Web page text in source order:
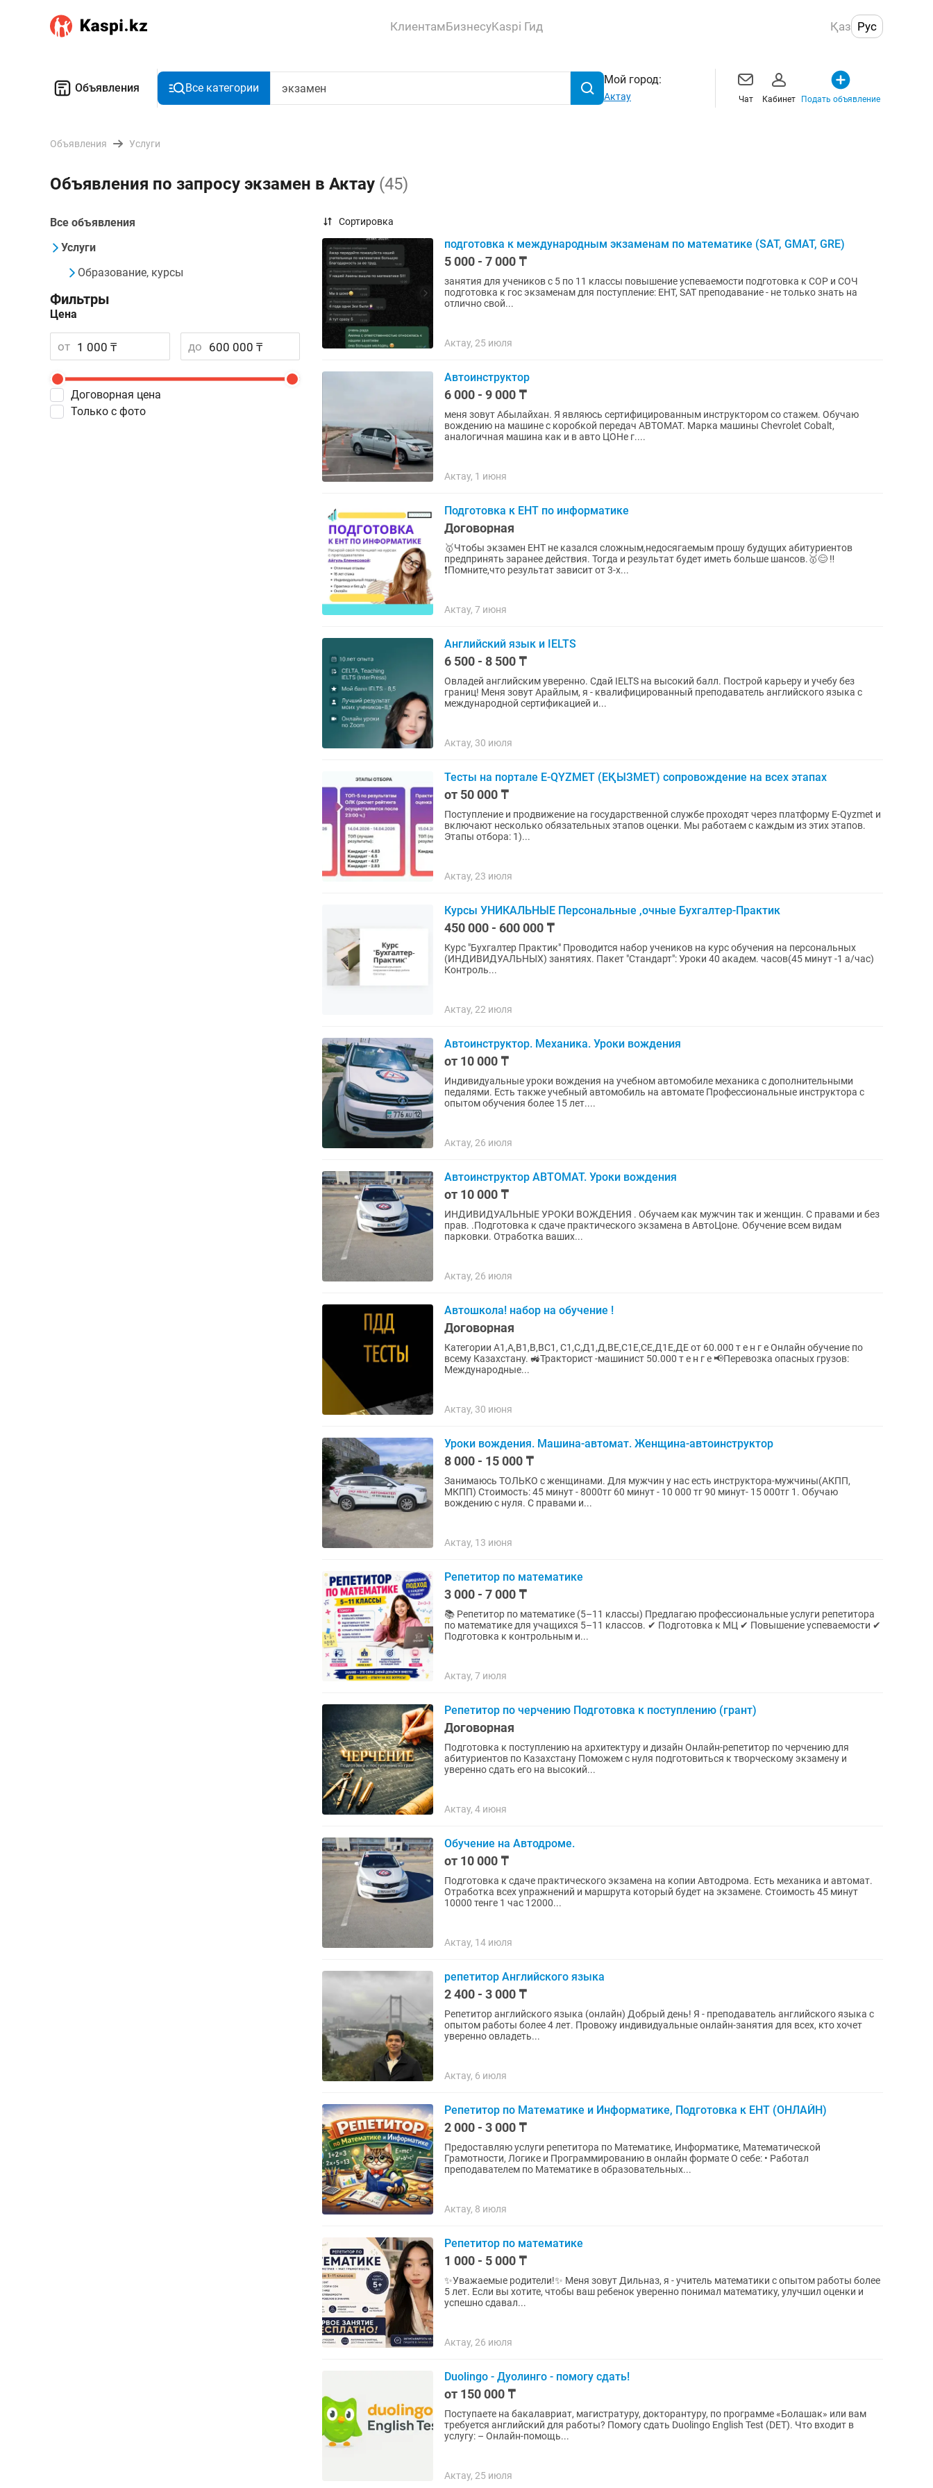
КлиентамБизнесуKaspi Гид Қаз Рус
Объявления Все категории
Мой город:
Актау Чат Кабинет Подать объявление
Объявления Услуги
Объявления по запросу экзамен в Актау (45)
Все объявления
Услуги
Образование, курсы
Фильтры
Цена
от до
Договорная цена
Только с фото
Сортировка
подготовка к международным экзаменам по математике (SAT, GMAT, GRE)
5 000 - 7 000 ₸
занятия для учеников с 5 по 11 классы повышение успеваемости подготовка к СОР и СОЧ
подготовка к гос экзаменам для поступление: ЕНТ, SAT преподавание - не только знать на
отлично свой...
Актау, 25 июля
Автоинструктор
6 000 - 9 000 ₸
меня зовут Абылайхан. Я являюсь сертифицированным инструктором со стажем. Обучаю
вождению на машине с коробкой передач АВТОМАТ. Марка машины Chevrolet Cobalt,
аналогичная машина как и в авто ЦОНе г....
Актау, 1 июня
Подготовка к ЕНТ по информатике
Договорная
🥇Чтобы экзамен ЕНТ не казался сложным,недосягаемым прошу будущих абитуриентов
предпринять заранее действия. Тогда и результат будет иметь больше шансов.🥇😊 ‼️
❗️Помните,что результат зависит от 3-х...
Актау, 7 июня
Английский язык и IELTS
6 500 - 8 500 ₸
Овладей английским уверенно. Сдай IELTS на высокий балл. Построй карьеру и учебу без
границ! Меня зовут Арайлым, я - квалифицированный преподаватель английского языка с
международной сертификацией и...
Актау, 30 июля
Тесты на портале E-QYZMET (ЕҚЫЗМЕТ) сопровождение на всех этапах
от 50 000 ₸
Поступление и продвижение на государственной службе проходят через платформу E-Qyzmet и
включают несколько обязательных этапов оценки. Мы работаем с каждым из этих этапов.
Этапы отбора: 1)...
Актау, 23 июля
Курсы УНИКАЛЬНЫЕ Персональные ,очные Бухгалтер-Практик
450 000 - 600 000 ₸
Курс "Бухгалтер Практик" Проводится набор учеников на курс обучения на персональных
(ИНДИВИДУАЛЬНЫХ) занятиях. Пакет "Стандарт": Уроки 40 академ. часов(45 минут -1 а/час)
Контроль...
Актау, 22 июля
Автоинструктор. Механика. Уроки вождения
от 10 000 ₸
Индивидуальные уроки вождения на учебном автомобиле механика с дополнительными
педалями. Есть также учебный автомобиль на автомате Профессиональные инструктора с
опытом обучения более 15 лет....
Актау, 26 июля
Автоинструктор АВТОМАТ. Уроки вождения
от 10 000 ₸
ИНДИВИДУАЛЬНЫЕ УРОКИ ВОЖДЕНИЯ . Обучаем как мужчин так и женщин. С правами и без
прав. .Подготовка к сдаче практического экзамена в АвтоЦоне. Обучение всем видам
парковки. Отработка ваших...
Актау, 26 июля
Автошкола! набор на обучение !
Договорная
Категории А1,А,В1,В,ВС1, С1,С,Д1,Д,ВЕ,С1Е,СЕ,Д1Е,ДЕ от 60.000 т е н г е Онлайн обучение по
всему Казахстану. 🚜Тракторист -машинист 50.000 т е н г е 📢Перевозка опасных грузов:
Международные...
Актау, 30 июня
Уроки вождения. Машина-автомат. Женщина-автоинструктор
8 000 - 15 000 ₸
Занимаюсь ТОЛЬКО с женщинами. Для мужчин у нас есть инструктора-мужчины(АКПП,
МКПП) Стоимость: 45 минут - 8000тг 60 минут - 10 000 тг 90 минут- 15 000тг 1. Обучаю
вождению с нуля. C правами и...
Актау, 13 июня
Репетитор по математике
3 000 - 7 000 ₸
📚 Репетитор по математике (5–11 классы) Предлагаю профессиональные услуги репетитора
по математике для учащихся 5–11 классов. ✔ Подготовка к МЦ ✔ Повышение успеваемости ✔
Подготовка к контрольным и...
Актау, 7 июля
Репетитор по черчению Подготовка к поступлению (грант)
Договорная
Подготовка к поступлению на архитектуру и дизайн Онлайн-репетитор по черчению для
абитуриентов по Казахстану Поможем с нуля подготовиться к творческому экзамену и
уверенно сдать его на высокий...
Актау, 4 июня
Обучение на Автодроме.
от 10 000 ₸
Подготовка к сдаче практического экзамена на копии Автодрома. Есть механика и автомат.
Отработка всех упражнений и маршрута который будет на экзамене. Стоимость 45 минут
10000 тенге 1 час 12000...
Актау, 14 июля
репетитор Английского языка
2 400 - 3 000 ₸
Репетитор английского языка (онлайн) Добрый день! Я - преподаватель английского языка с
опытом работы более 4 лет. Провожу индивидуальные онлайн-занятия для всех, кто хочет
уверенно овладеть...
Актау, 6 июля
Репетитор по Математике и Информатике, Подготовка к ЕНТ (ОНЛАЙН)
2 000 - 3 000 ₸
Предоставляю услуги репетитора по Математике, Информатике, Математической
Грамотности, Логике и Программированию в онлайн формате О себе: • Работал
преподавателем по Математике в образовательных...
Актау, 8 июля
Репетитор по математике
1 000 - 5 000 ₸
✨Уважаемые родители!✨ Меня зовут Дильназ, я - учитель математики с опытом работы более
5 лет. Если вы хотите, чтобы ваш ребенок уверенно понимал математику, улучшил оценки и
успешно сдавал...
Актау, 26 июля
Duolingo - Дуолинго - помогу сдать!
от 150 000 ₸
Поступаете на бакалавриат, магистратуру, докторантуру, по программе «Болашак» или вам
требуется английский для работы? Помогу сдать Duolingo English Test (DET). Что входит в
услугу: – Онлайн-помощь...
Актау, 25 июля